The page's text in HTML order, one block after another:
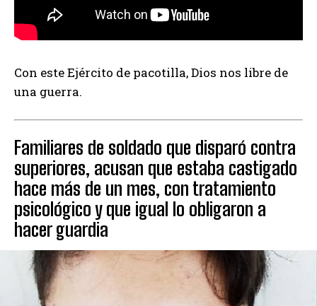
Con este Ejército de pacotilla, Dios nos libre de
una guerra.
Familiares de soldado que disparó contra
superiores, acusan que estaba castigado
hace más de un mes, con tratamiento
psicológico y que igual lo obligaron a
hacer guardia